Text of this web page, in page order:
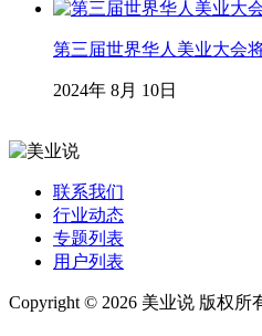
第三届世界华人美业大会
2024年 8月 10日
联系我们
行业动态
专题列表
用户列表
Copyright © 2026 美业说 版权所